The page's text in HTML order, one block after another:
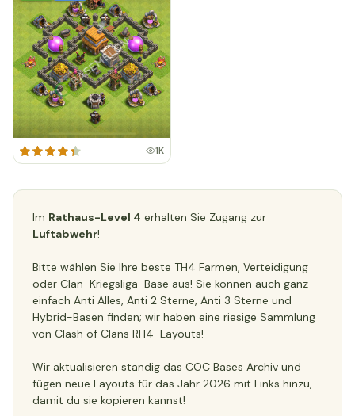
1K
Im Rathaus-Level 4 erhalten Sie Zugang zur
Luftabwehr!
Bitte wählen Sie Ihre beste TH4 Farmen, Verteidigung
oder Clan-Kriegsliga-Base aus! Sie können auch ganz
einfach Anti Alles, Anti 2 Sterne, Anti 3 Sterne und
Hybrid-Basen finden; wir haben eine riesige Sammlung
von Clash of Clans RH4-Layouts!
Wir aktualisieren ständig das COC Bases Archiv und
fügen neue Layouts für das Jahr 2026 mit Links hinzu,
damit du sie kopieren kannst!